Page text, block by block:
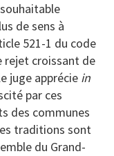
de sens à
521-1 du code
rejet croissant de
juge apprécie in
par ces
des communes
traditions sont
du Grand-